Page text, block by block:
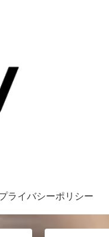
ライバシーポリシー